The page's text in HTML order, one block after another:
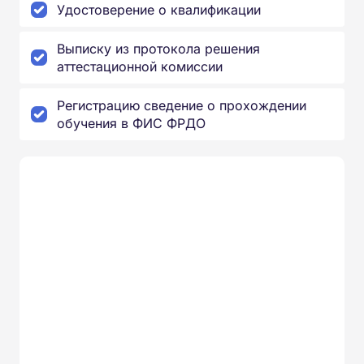
Удостоверение о квалификации
Выписку из протокола решения
аттестационной комиссии
Регистрацию сведение о прохождении
обучения в ФИС ФРДО